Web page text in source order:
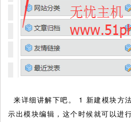
来详细讲解下吧。 1 新建模块方
示出模块编辑，这个时候就可以进